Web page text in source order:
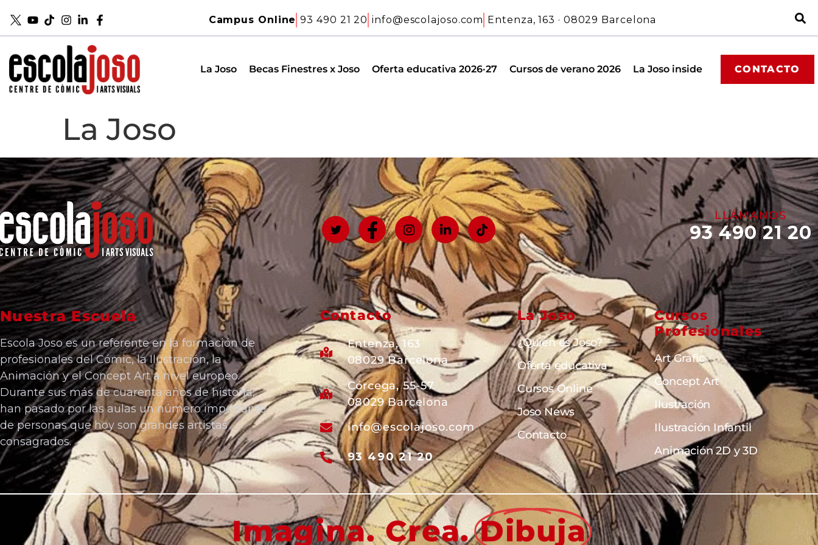
Campus Online 93 490 21 20 info@escolajoso.com Entenza, 163 · 08029 Barcelona
La Joso Becas Finestres x Joso Oferta educativa 2026·27 Cursos de verano 2026 La Joso inside CONTACTO
La Joso
LLÁMANOS
93 490 21 20
Nuestra Escuela
Escola Joso es un referente en la formación de
profesionales del Cómic, la Ilustración, la
Animación y el Concept Art a nivel europeo.
Durante sus más de cuarenta años de historia,
han pasado por las aulas un número importante
de personas que hoy son grandes artistas
consagrados.
Contacto
Entenza, 163
08029 Barcelona
Córcega, 55-57
08029 Barcelona
info@escolajoso.com
93 490 21 20
La Joso
¿Quien es Joso?
Oferta educativa
Cursos Online
Joso News
Contacto
Cursos
Profesionales
Art Grafic
Concept Art
Ilustración
Ilustración Infantil
Animación 2D y 3D
Imagina. Crea. Dibuja